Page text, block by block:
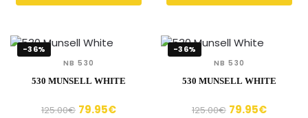
-36%
NB 530
530 MUNSELL WHITE
125.00€ 79.95€
-36%
NB 530
530 MUNSELL WHITE
125.00€ 79.95€